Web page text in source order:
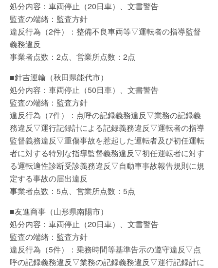
処分内容：車両停止（20日車）、文書警告
監査の端緒：監査方針
違反行為（2件）：整備不良車両等▽運転者の指導監督
義務違反
事業者点数：2点、営業所点数：2点
■針吉運輸（秋田県能代市）
処分内容：車両停止（50日車）、文書警告
監査の端緒：監査方針
違反行為（7件）：点呼の記録義務違反▽業務の記録義
務違反▽運行記録計による記録義務違反▽運転者の指導
監督義務違反▽重傷事故を惹起した運転者及び初任運転
者に対する特別な指導監督義務違反▽初任運転者に対す
る運転適性診断受診義務違反▽自動車事故報告規則に規
定する事故の届出違反
事業者点数：5点、営業所点数：5点
■友進商事（山形県南陽市）
処分内容：車両停止（20日車）、文書警告
監査の端緒：監査方針
違反行為（5件）：乗務時間等基準告示の遵守違反▽点
呼の記録義務違反▽業務の記録義務違反▽運行記録計に